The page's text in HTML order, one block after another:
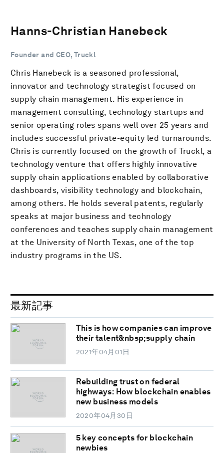
Hanns-Christian Hanebeck
Founder and CEO, Truckl
Chris Hanebeck is a seasoned professional,
innovator and technology strategist focused on
supply chain management. His experience in
management consulting, technology startups and
senior operating roles spans well over 25 years and
includes successful private-equity led turnarounds.
Chris is currently focused on the growth of Truckl, a
technology venture that offers highly innovative
supply chain applications enabled by collaborative
dashboards, visibility technology and blockchain,
among others. He holds several patents, regularly
speaks at major business and technology
conferences and teaches supply chain management
at the University of North Texas, one of the top
industry programs in the US.
最新記事
This is how companies can improve
their talent&nbsp;supply chain
2021年04月01日
Rebuilding trust on federal
highways: How blockchain enables
new business models
2020年04月30日
5 key concepts for blockchain
newbies